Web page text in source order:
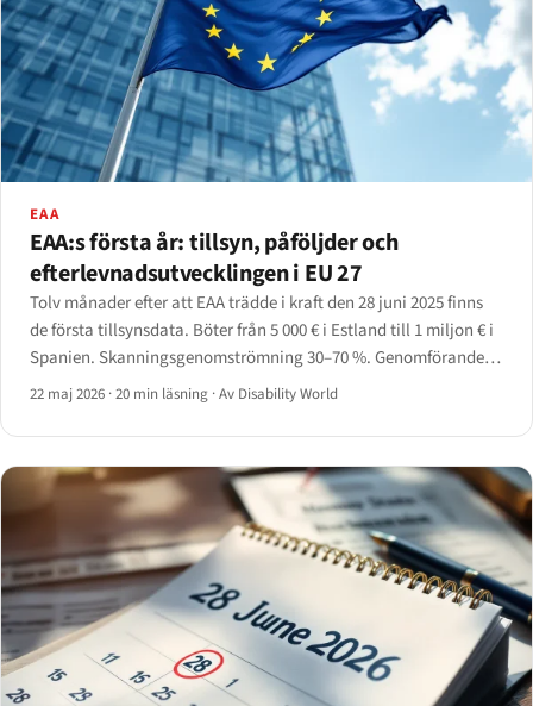
EAA
EAA:s första år: tillsyn, påföljder och
efterlevnadsutvecklingen i EU 27
Tolv månader efter att EAA trädde i kraft den 28 juni 2025 finns
de första tillsynsdata. Böter från 5 000 € i Estland till 1 miljon € i
Spanien. Skanningsgenomströmning 30–70 %. Genomförande
ojämnt.
22 maj 2026 ·20 min läsning ·Av Disability World